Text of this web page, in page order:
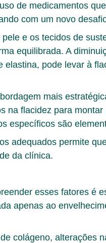
de medicamentos
com um novo
e os tecidos de
equilibrada. A
elastina, pode levar à
mais
na flacidez para montar
específicos são
adequados permite
da clínica.
esses fatores é
apenas ao
colágeno, alterações